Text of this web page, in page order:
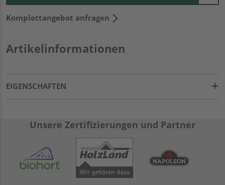
Komplettangebot anfragen
Artikelinformationen
EIGENSCHAFTEN
Unsere Zertifizierungen und Partner